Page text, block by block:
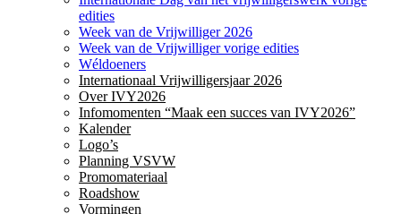
edities
Week van de Vrijwilliger 2026
Week van de Vrijwilliger vorige edities
Wéldoeners
Internationaal Vrijwilligersjaar 2026
Over IVY2026
Infomomenten “Maak een succes van IVY2026”
Kalender
Logo’s
Planning VSVW
Promomateriaal
Roadshow
Vormingen